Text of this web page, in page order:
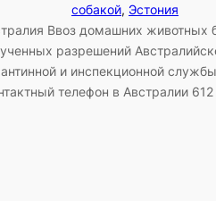
собакой, Эстония
Ввоз домашних животных
разрешений
и инспекционной
телефон в Австралии